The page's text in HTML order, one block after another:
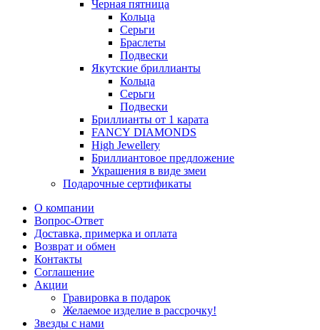
Черная пятница
Кольца
Серьги
Браслеты
Подвески
Якутские бриллианты
Кольца
Серьги
Подвески
Бриллианты от 1 карата
FANCY DIAMONDS
High Jewellery
Бриллиантовое предложение
Украшения в виде змеи
Подарочные сертификаты
О компании
Вопрос-Ответ
Доставка, примерка и оплата
Возврат и обмен
Контакты
Соглашение
Акции
Гравировка в подарок
Желаемое изделие в рассрочку!
Звезды с нами